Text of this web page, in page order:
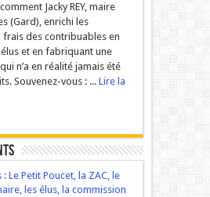
Jacky REY, maire
(Gard), enrichi les
frais des contribuables en
et en fabriquant une
n’a en réalité jamais été
Souvenez-vous : ... Lire la
Le Petit Poucet, la ZAC, le
les élus, la commission